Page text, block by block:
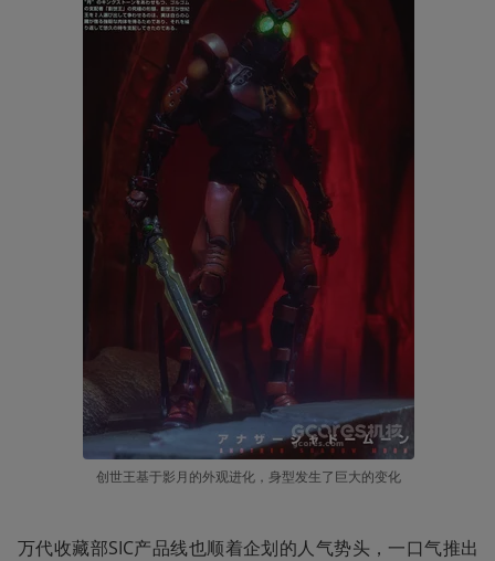
创世王基于影月的外观进化，身型发生了巨大的变化
万代收藏部SIC产品线也顺着企划的人气势头，一口气推出